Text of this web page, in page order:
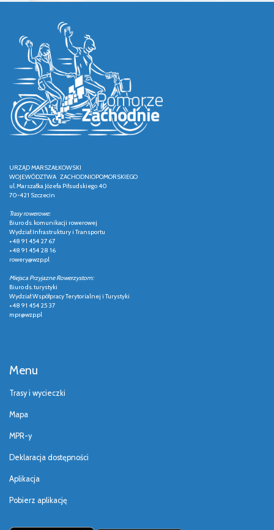
URZĄD MARSZAŁKOWSKI
WOJEWÓDZTWA ZACHODNIOPOMORSKIEGO
ul. Marszałka Józefa Piłsudskiego 40
70-421 Szczecin
Trasy rowerowe:
Biuro ds. komunikacji rowerowej
Wydział Infrastruktury i Transportu
+48 91 454 27 67
+48 91 454 28 16
rowery@wzp.pl
Miejsca Przyjazne Rowerzystom:
Biuro ds. turystyki
Wydział Współpracy Terytorialnej i Turystyki
+48 91 454 25 37
mpr@wzp.pl
Menu
Trasy i wycieczki
Mapa
MPR-y
Deklaracja dostępności
Aplikacja
Pobierz aplikację